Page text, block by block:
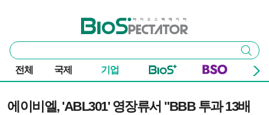
바이오스펙테이터
통
합
검
색
검색
전체 국제 기업
에이비엘, 'ABL301' 영장류서 "BBB 투과 13배